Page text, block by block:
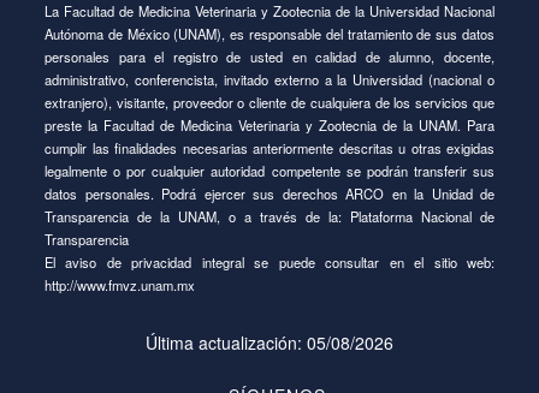
La Facultad de Medicina Veterinaria y Zootecnia de la Universidad Nacional
Autónoma de México (UNAM), es responsable del tratamiento de sus datos
personales para el registro de usted en calidad de alumno, docente,
administrativo, conferencista, invitado externo a la Universidad (nacional o
extranjero), visitante, proveedor o cliente de cualquiera de los servicios que
preste la Facultad de Medicina Veterinaria y Zootecnia de la UNAM. Para
cumplir las finalidades necesarias anteriormente descritas u otras exigidas
legalmente o por cualquier autoridad competente se podrán transferir sus
datos personales. Podrá ejercer sus derechos ARCO en la Unidad de
Transparencia de la UNAM, o a través de la: Plataforma Nacional de
Transparencia
El aviso de privacidad integral se puede consultar en el sitio web:
http://www.fmvz.unam.mx
Última actualización: 05/08/2026